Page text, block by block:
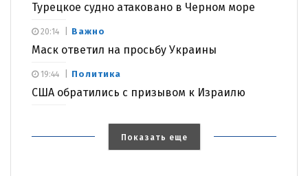
Турецкое судно атаковано в Черном море
Важно
Маск ответил на просьбу Украины
20:14
Политика
США обратились с призывом к Израилю
19:44
Показать еще